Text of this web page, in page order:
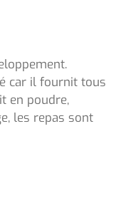
car il fournit tous
en poudre,
les repas sont